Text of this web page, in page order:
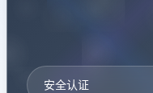
安全认证